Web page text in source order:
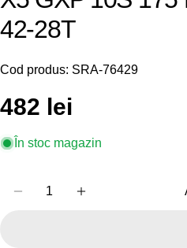
42-28T
Cod produs: SRA-76429
Preț
obișnuit
482 lei
În stoc magazin
Reduceți Cantitatea
Creșteți